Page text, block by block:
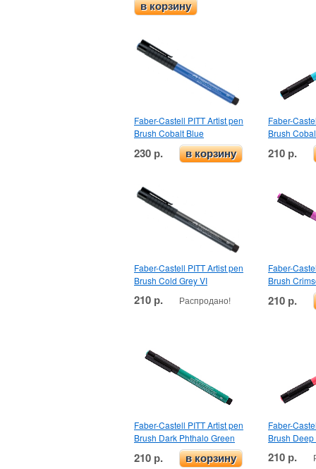
в корзину
Faber-Castell PITT Artist pen
Brush Cobalt Blue
230 р. в корзину
Faber-
Brush
210 р.
Faber-Castell PITT Artist pen
Brush Cold Grey VI
210 р. Распродано!
Faber-
Brush
210 р.
Faber-Castell PITT Artist pen
Brush Dark Phthalo Green
210 р. в корзину
Faber-
Brush
210 р.